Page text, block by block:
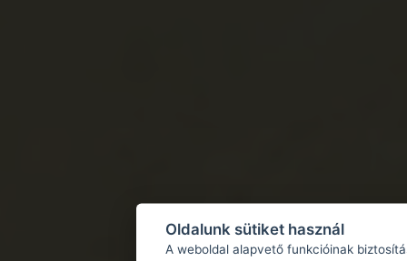
Oldalunk sütiket használ
A weboldal alapvető funkcióinak